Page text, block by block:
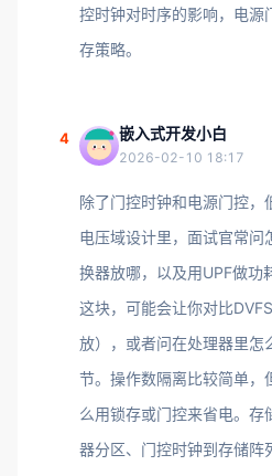
控时钟对时序的影响，电源
存策略。
4 嵌入式开发小白
2026-02-10 18:17
除了门控时钟和电源门控，
电压域设计里，面试官常问
换器放哪，以及用UPF做功
这块，可能会让你对比
放），或者问在处理器里怎
节。操作数隔离比较简单，
么用锁存或门控来省电。存
器分区、门控时钟到存储阵